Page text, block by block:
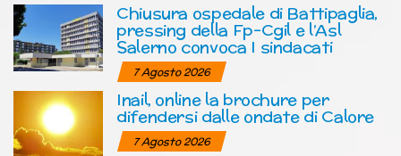
Chiusura ospedale di Battipaglia,
pressing della Fp-Cgil e l’Asl
Salerno convoca I sindacati
7 Agosto 2026
Inail, online la brochure per
difendersi dalle ondate di Calore
7 Agosto 2026